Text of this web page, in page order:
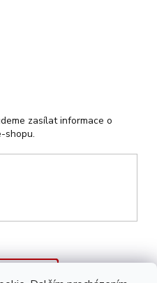
zasílat informace o
shopu.